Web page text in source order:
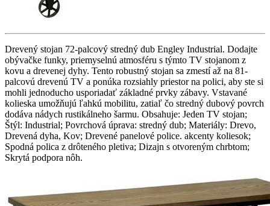
Drevený stojan 72-palcový stredný dub Engley Industrial. Dodajte
obývačke funky, priemyselnú atmosféru s týmto TV stojanom z
kovu a drevenej dyhy. Tento robustný stojan sa zmestí až na 81-
palcovú drevenú TV a ponúka rozsiahly priestor na polici, aby ste si
mohli jednoducho usporiadať základné prvky zábavy. Vstavané
kolieska umožňujú ľahkú mobilitu, zatiaľ čo stredný dubový povrch
dodáva nádych rustikálneho šarmu. Obsahuje: Jeden TV stojan;
Štýl: Industrial; Povrchová úprava: stredný dub; Materiály: Drevo,
Drevená dyha, Kov; Drevené panelové police. akcenty koliesok;
Spodná polica z drôteného pletiva; Dizajn s otvoreným chrbtom;
Skrytá podpora nôh.